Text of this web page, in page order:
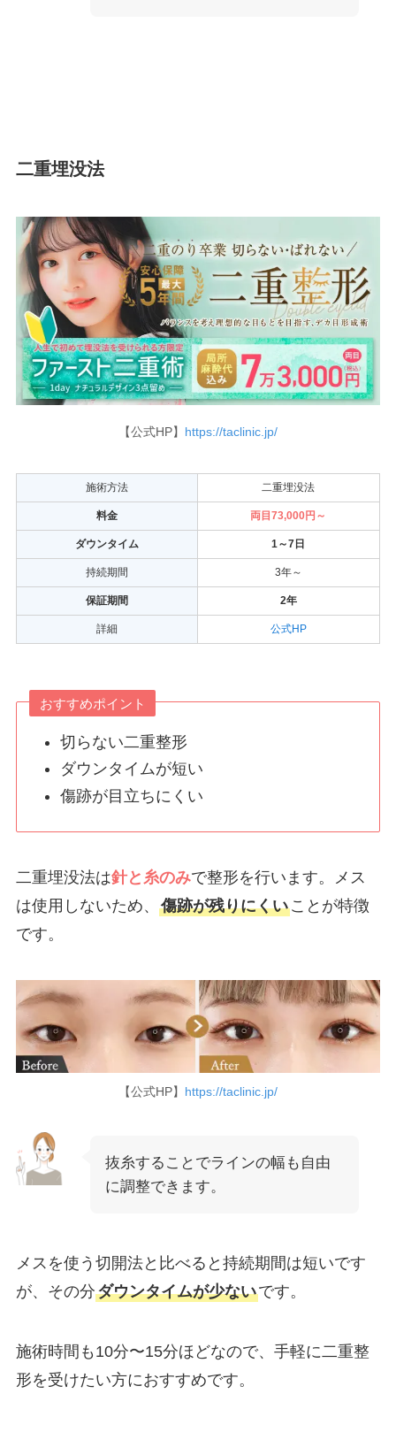
二重埋没法
【公式HP】 https://taclinic.jp/
施術方法 二重埋没法
料金 両目73,000円～
ダウンタイム 1～7日
持続期間 3年～
保証期間 2年
詳細 公式HP
おすすめポイント
切らない二重整形
ダウンタイムが短い
傷跡が目立ちにくい
二重埋没法は針と糸のみで整形を行います。メス
は使用しないため、 傷跡が残りにくいことが特徴
です。
【公式HP】 https://taclinic.jp/
抜糸することでラインの幅も自由
に調整できます。
メスを使う切開法と比べると持続期間は短いです
が、その分ダウンタイムが少ないです。
施術時間も10分〜15分ほどなので、手軽に二重整
形を受けたい方におすすめです。